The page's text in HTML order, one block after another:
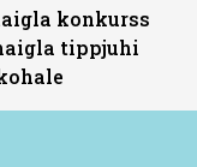
konkurss
tippjuhi